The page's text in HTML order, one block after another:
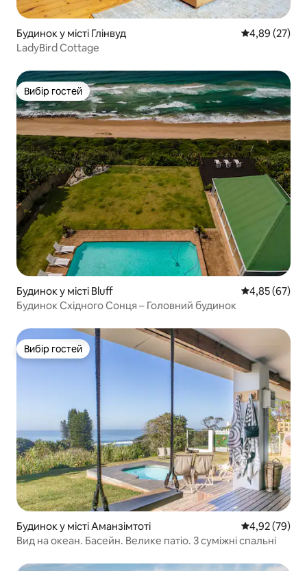
Будинок у місті Глінвуд Середня
4,89 (27)
LadyBird Cottage
Вибір гостей
Вибір гостей
Будинок у місті Bluff Середня
4,85 (67)
Будинок Східного Сонця – Головний будинок
Вибір гостей
Вибір гостей
Будинок у місті Аманзімтоті Середня
4,92 (79)
Вид на океан. Басейн. Велике патіо. 3 суміжні спальні